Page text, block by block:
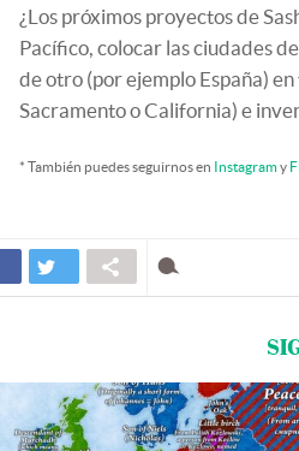
¿Los próximos proyectos de
Pacífico, colocar las ciudades
de otro (por ejemplo España)
Sacramento o California) e
* También puedes seguirnos en Instagramy